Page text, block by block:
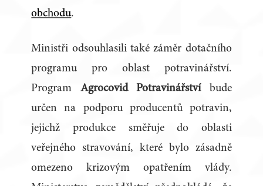
obchodu.
Ministři odsouhlasili také záměr dotačního
programu pro oblast potravinářství.
Program Agrocovid Potravinářstvíbude
určen na podporu producentů potravin,
jejichž produkce směřuje do oblasti
veřejného stravování, které bylo zásadně
omezeno krizovým opatřením vlády.